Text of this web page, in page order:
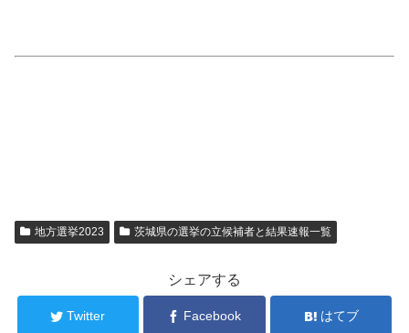
地方選挙2023 茨城県の選挙の立候補者と結果速報一覧
シェアする
Twitter Facebook はてブ